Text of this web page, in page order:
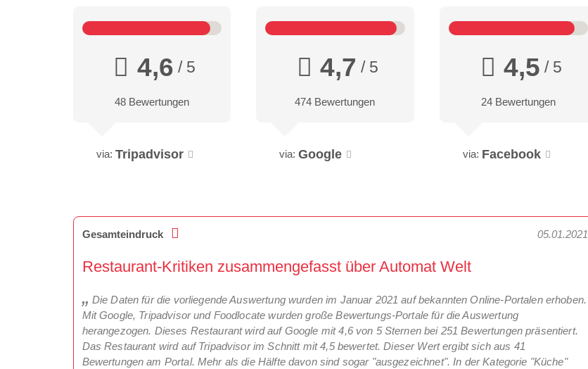
4,6 / 5
48 Bewertungen
via: Tripadvisor
4,7 / 5
474 Bewertungen
via: Google
4,5 / 5
24 Bewertungen
via: Facebook
Gesamteindruck 05.01.2021
Restaurant-Kritiken zusammengefasst über Automat Welt
Die Daten für die vorliegende Auswertung wurden im Januar 2021 auf bekannten Online-Portalen erhoben.
Mit Google, Tripadvisor und Foodlocate wurden große Bewertungs-Portale für die Auswertung
herangezogen. Dieses Restaurant wird auf Google mit 4,6 von 5 Sternen bei 251 Bewertungen präsentiert.
Das Restaurant wird auf Tripadvisor im Schnitt mit 4,5 bewertet. Dieser Wert ergibt sich aus 41
Bewertungen am Portal. Mehr als die Hälfte davon sind sogar "ausgezeichnet". In der Kategorie "Küche"